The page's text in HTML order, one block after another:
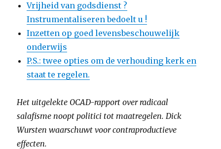
Vrijheid van godsdienst ?
Instrumentaliseren bedoelt u !
Inzetten op goed levensbeschouwelijk
onderwijs
P.S.: twee opties om de verhouding kerk en
staat te regelen.
Het uitgelekte OCAD-rapport over radicaal
salafisme noopt politici tot maatregelen. Dick
Wursten waarschuwt voor contraproductieve
effecten.